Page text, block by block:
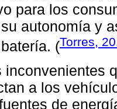
para los
autonomía y
(Torres,
inconvenientes
a los
de